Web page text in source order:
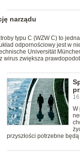
narządu
typu C (WZW C) to
odpornościowy jest w
Universität
wirus zwiększa
W
przyszłości potrzebne